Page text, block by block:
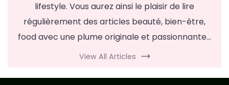
lifestyle. Vous aurez ainsi le plaisir de lire
régulièrement des articles beauté, bien-être,
food avec une plume originale et passionnante...
View All Articles